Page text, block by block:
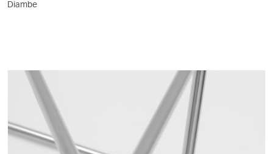
Diambe